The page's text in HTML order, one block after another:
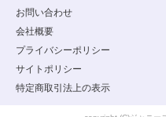
お問い合わせ
会社概要
プライバシーポリシー
サイトポリシー
特定商取引法上の表示